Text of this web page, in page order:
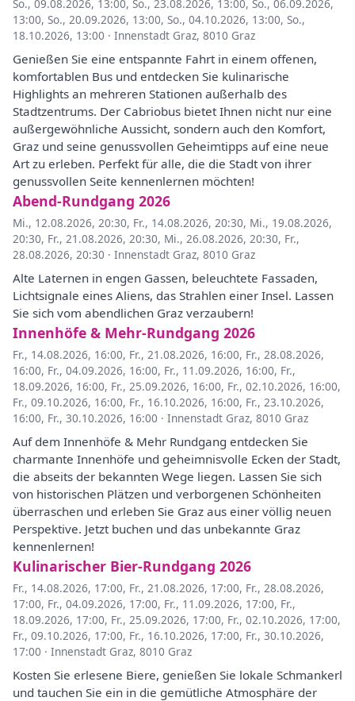
So., 09.08.2026, 13:00, So., 23.08.2026, 13:00, So., 06.09.2026,
13:00, So., 20.09.2026, 13:00, So., 04.10.2026, 13:00, So.,
18.10.2026, 13:00 · Innenstadt Graz, 8010 Graz
Genießen Sie eine entspannte Fahrt in einem offenen,
komfortablen Bus und entdecken Sie kulinarische
Highlights an mehreren Stationen außerhalb des
Stadtzentrums. Der Cabriobus bietet Ihnen nicht nur eine
außergewöhnliche Aussicht, sondern auch den Komfort,
Graz und seine genussvollen Geheimtipps auf eine neue
Art zu erleben. Perfekt für alle, die die Stadt von ihrer
genussvollen Seite kennenlernen möchten!
Abend-Rundgang 2026
Mi., 12.08.2026, 20:30, Fr., 14.08.2026, 20:30, Mi., 19.08.2026,
20:30, Fr., 21.08.2026, 20:30, Mi., 26.08.2026, 20:30, Fr.,
28.08.2026, 20:30 · Innenstadt Graz, 8010 Graz
Alte Laternen in engen Gassen, beleuchtete Fassaden,
Lichtsignale eines Aliens, das Strahlen einer Insel. Lassen
Sie sich vom abendlichen Graz verzaubern!
Innenhöfe & Mehr-Rundgang 2026
Fr., 14.08.2026, 16:00, Fr., 21.08.2026, 16:00, Fr., 28.08.2026,
16:00, Fr., 04.09.2026, 16:00, Fr., 11.09.2026, 16:00, Fr.,
18.09.2026, 16:00, Fr., 25.09.2026, 16:00, Fr., 02.10.2026, 16:00,
Fr., 09.10.2026, 16:00, Fr., 16.10.2026, 16:00, Fr., 23.10.2026,
16:00, Fr., 30.10.2026, 16:00 · Innenstadt Graz, 8010 Graz
Auf dem Innenhöfe & Mehr Rundgang entdecken Sie
charmante Innenhöfe und geheimnisvolle Ecken der Stadt,
die abseits der bekannten Wege liegen. Lassen Sie sich
von historischen Plätzen und verborgenen Schönheiten
überraschen und erleben Sie Graz aus einer völlig neuen
Perspektive. Jetzt buchen und das unbekannte Graz
kennenlernen!
Kulinarischer Bier-Rundgang 2026
Fr., 14.08.2026, 17:00, Fr., 21.08.2026, 17:00, Fr., 28.08.2026,
17:00, Fr., 04.09.2026, 17:00, Fr., 11.09.2026, 17:00, Fr.,
18.09.2026, 17:00, Fr., 25.09.2026, 17:00, Fr., 02.10.2026, 17:00,
Fr., 09.10.2026, 17:00, Fr., 16.10.2026, 17:00, Fr., 30.10.2026,
17:00 · Innenstadt Graz, 8010 Graz
Kosten Sie erlesene Biere, genießen Sie lokale Schmankerl
und tauchen Sie ein in die gemütliche Atmosphäre der